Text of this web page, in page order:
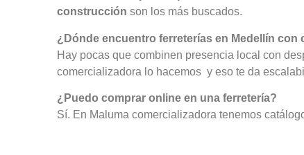
construcción son los más buscados.
¿Dónde encuentro ferreterías en Medellín con
Hay pocas que combinen presencia local con
comercializadora lo hacemos y eso te da
¿Puedo comprar online en una ferretería?
Sí. En Maluma comercializadora tenemos